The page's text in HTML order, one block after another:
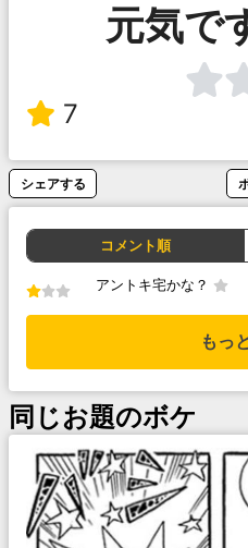
元気で
7
シェアする
コメント順
アントキ宅かな？
もっ
同じお題のボケ